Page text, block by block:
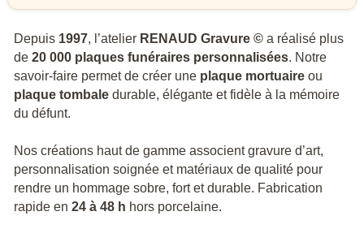
Depuis 1997, l’atelier RENAUD Gravure © a réalisé plus
de 20 000 plaques funéraires personnalisées. Notre
savoir-faire permet de créer une plaque mortuaire ou
plaque tombale durable, élégante et fidèle à la mémoire
du défunt.
Nos créations haut de gamme associent gravure d’art,
personnalisation soignée et matériaux de qualité pour
rendre un hommage sobre, fort et durable. Fabrication
rapide en 24 à 48 h hors porcelaine.